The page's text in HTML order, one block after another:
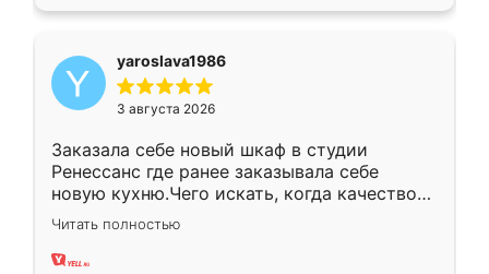
yaroslava1986
3 августа 2026
Заказала себе новый шкаф в студии
Ренессанс где ранее заказывала себе
новую кухню.Чего искать, когда качеством
вполне довольна. Служит кухня уже почти
два года, нареканий нет.
Читать полностью